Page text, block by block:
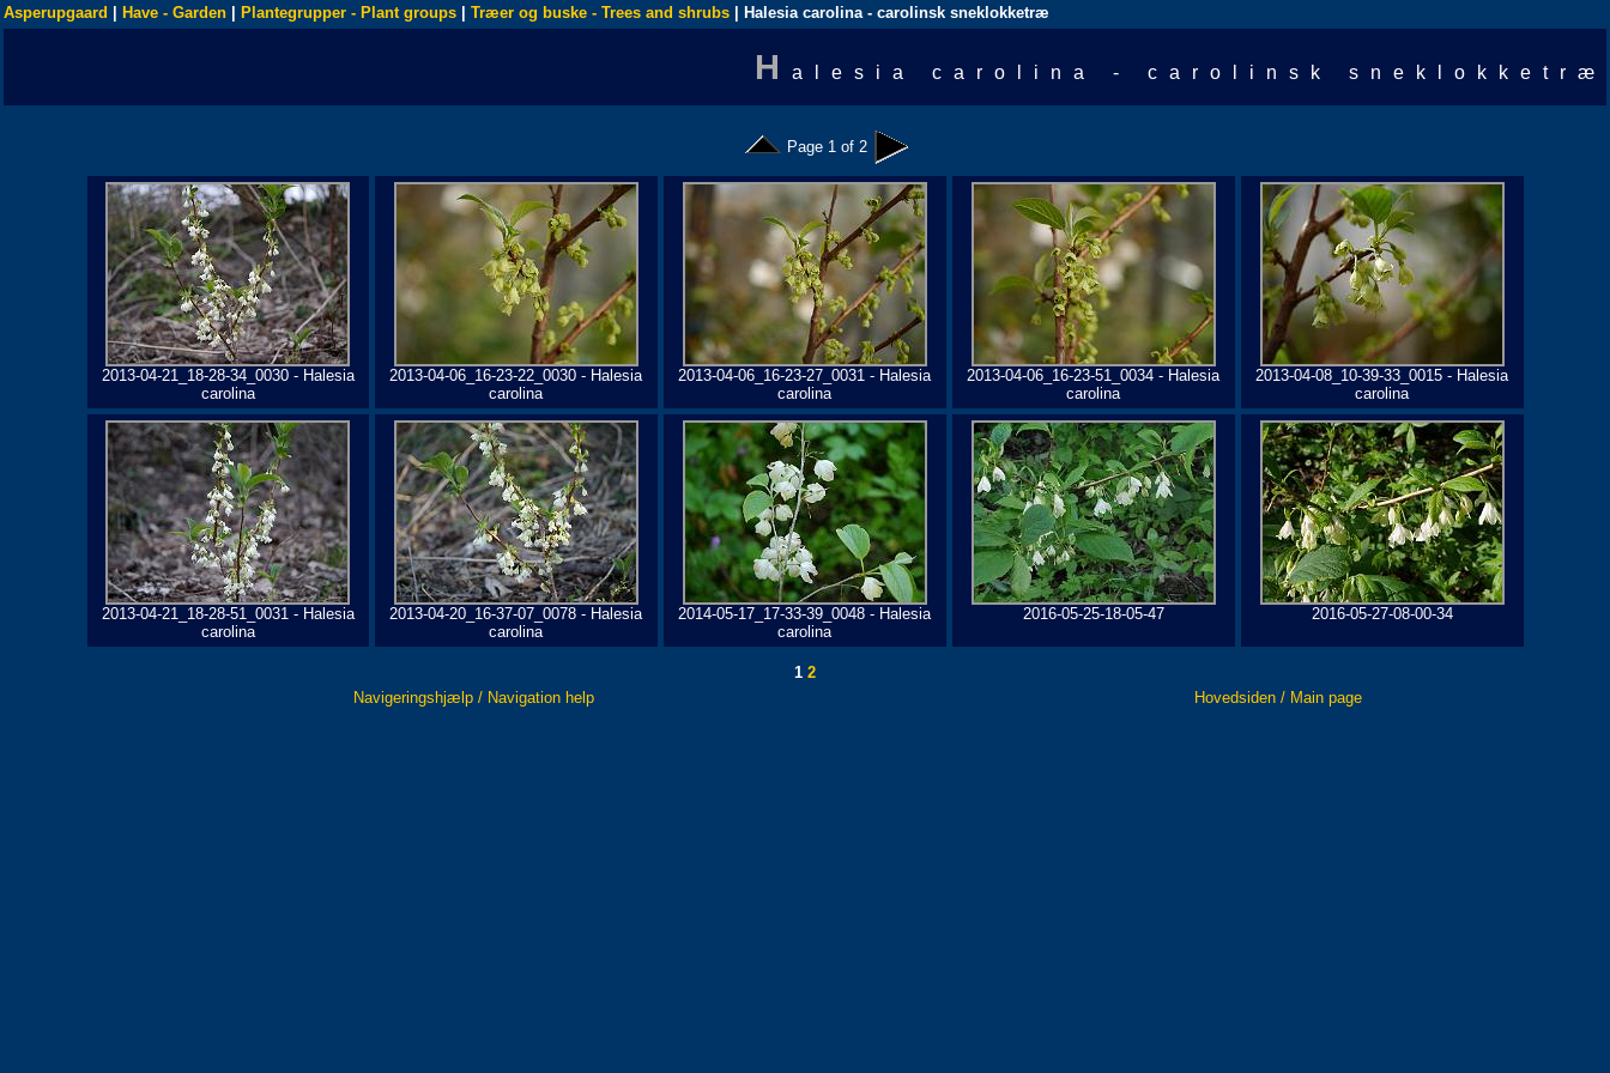
Asperupgaard Have - Garden Plantegrupper - Plant groups Træer og buske - Trees and shrubs | Halesia carolina - carolinsk sneklokketræ
H alesia carolina - carolinsk sneklokketræ
Page 1 of 2
2013-04-21_18-28-34_0030 - Halesia
carolina
2013-04-06_16-23-22_0030 - Halesia
carolina
2013-04-06_16-23-27_0031 - Halesia
carolina
2013-04-06_16-23-51_0034 - Halesia
carolina
2013-04-08_10-39-33_0015 - Halesia
carolina
2013-04-21_18-28-51_0031 - Halesia
carolina
2013-04-20_16-37-07_0078 - Halesia
carolina
2014-05-17_17-33-39_0048 - Halesia
carolina
2016-05-25-18-05-47 2016-05-27-08-00-34
1 2
Navigeringshjælp / Navigation help
Hovedsiden / Main page